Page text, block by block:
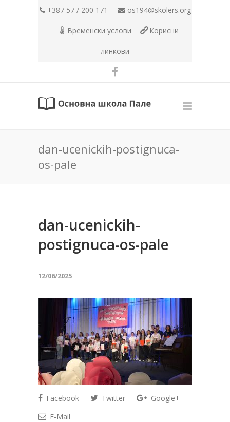
+387 57 / 200 171 os194@skolers.org
Временски услови Корисни
линкови
dan-ucenickih-postignuca-
os-pale
dan-ucenickih-
postignuca-os-pale
12/06/2025
Facebook Twitter
Google+
E-Mail